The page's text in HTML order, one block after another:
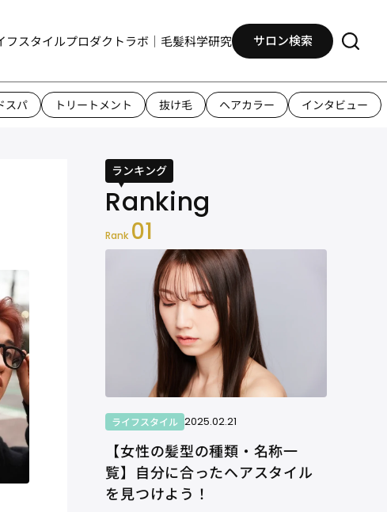
フスタイルプロダクトラボ｜毛髪科学研究 サロン検索
スパ トリートメント 抜け毛 ヘアカラー インタビュー
ランキング
Rank 01
ライフスタイル 2025.02.21
【女性の髪型の種類・名称一
覧】自分に合ったヘアスタイル
を見つけよう！